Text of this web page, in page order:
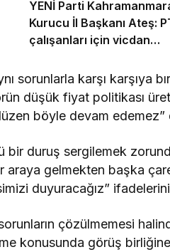
YENİ Parti
Kurucu İl Başkanı Ateş:
çalışanları için vicdan
sorunlarla karşı karşıya
düşük fiyat politikası
böyle devam edemez”
bir duruş sergilemek
araya gelmekten başka
duyuracağız” ifadelerini
çözülmemesi
konusunda görüş